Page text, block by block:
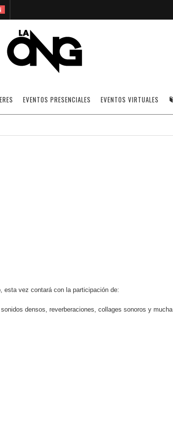
EVENTOS PRESENCIALES EVENTOS VIRTUALES
LA SONORA ONG
NOTICIAS · SIN CATEGORÍA OFF
esta vez contará con la participación de:
densos, reverberaciones, collages sonoros y mucha